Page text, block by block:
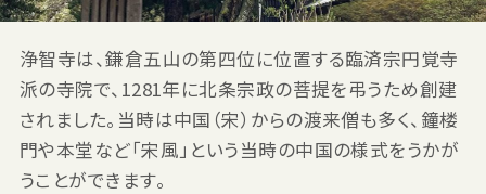
浄智寺は、鎌倉五山の第四位に位置する臨済宗円覚寺
派の寺院で、1281年に北条宗政の菩提を弔うため創建
されました。当時は中国（宋）からの渡来僧も多く、鐘楼
門や本堂など「宋風」という当時の中国の様式をうかが
うことができます。